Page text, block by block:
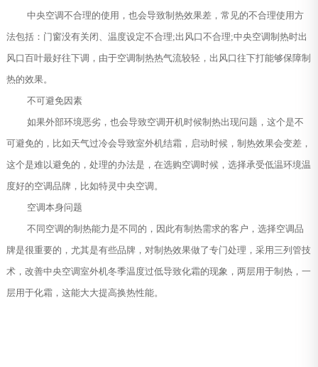
中央空调不合理的使用，也会导致制热效果差，常见的不合理使用方
法包括：门窗没有关闭、温度设定不合理;出风口不合理;中央空调制热时出
风口百叶最好往下调，由于空调制热热气流较轻，出风口往下打能够保障制
热的效果。
不可避免因素
如果外部环境恶劣，也会导致空调开机时候制热出现问题，这个是不
可避免的，比如天气过冷会导致室外机结霜，启动时候，制热效果会变差，
这个是难以避免的，处理的办法是，在选购空调时候，选择承受低温环境温
度好的空调品牌，比如特灵中央空调。
空调本身问题
不同空调的制热能力是不同的，因此有制热需求的客户，选择空调品
牌是很重要的，尤其是有些品牌，对制热效果做了专门处理，采用三列管技
术，改善中央空调室外机冬季温度过低导致化霜的现象，两层用于制热，一
层用于化霜，这能大大提高换热性能。